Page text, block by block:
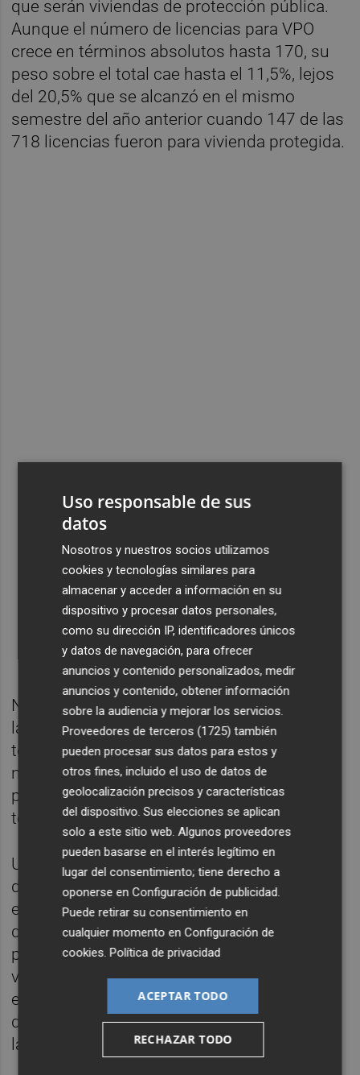
que serán viviendas de protección pública.
Aunque el número de licencias para VPO
crece en términos absolutos hasta 170, su
peso sobre el total cae hasta el 11,5%, lejos
del 20,5% que se alcanzó en el mismo
semestre del año anterior cuando 147 de las
718 licencias fueron para vivienda protegida.
No en vano, en el año completo de 2025 en
la ciudad de València se concedieron un
total de 1.735 licencias para viviendas de
nueva planta de las que 865 eran viviendas
protegidas, lo que supone casi la mitad del
total.
Una de las razones que podría explicar este
descenso de la cuota de VPO radica en el
encarecimiento de los costes de edificación
que según denuncian los promotores
provoca que el valor máximo de venta de la
vivienda protegida en la autonomía —fijado
en los 2.400 euros por metro cuadrado útil
desde finales de 2024— dificulte rentabilizar
la construcción de VPO.
Uso responsable de sus
datos
Nosotros y nuestros socios utilizamos
cookies y tecnologías similares para
almacenar y acceder a información en su
dispositivo y procesar datos personales,
como su dirección IP, identificadores únicos
y datos de navegación, para ofrecer
anuncios y contenido personalizados, medir
anuncios y contenido, obtener información
sobre la audiencia y mejorar los servicios.
Proveedores de terceros (1725) también
pueden procesar sus datos para estos y
otros fines, incluido el uso de datos de
geolocalización precisos y características
del dispositivo. Sus elecciones se aplican
solo a este sitio web. Algunos proveedores
pueden basarse en el interés legítimo en
lugar del consentimiento; tiene derecho a
oponerse enConfiguración de publicidad.
Puede retirar su consentimiento en
cualquier momento enConfiguración de
cookies.Política de privacidad
ACEPTAR TODO
RECHAZAR TODO